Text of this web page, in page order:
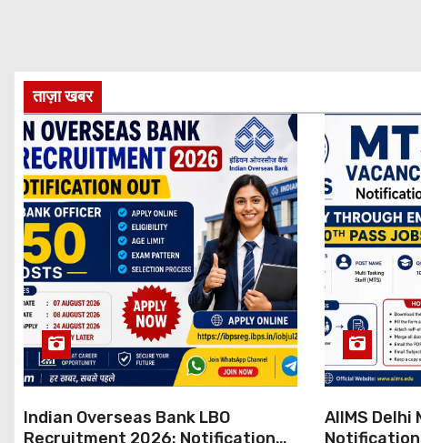
ताज़ा खबर
Indian Overseas Bank LBO
Recruitment 2026: Notification
AIIMS Delhi
Notification